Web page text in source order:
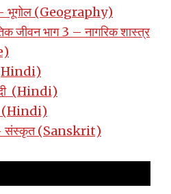
भूगोल (Geography)
जीवन भाग 3 – नागरिक शास्त्र
(Hindi)
(Hindi)
(Hindi)
– संस्कृत (Sanskrit)